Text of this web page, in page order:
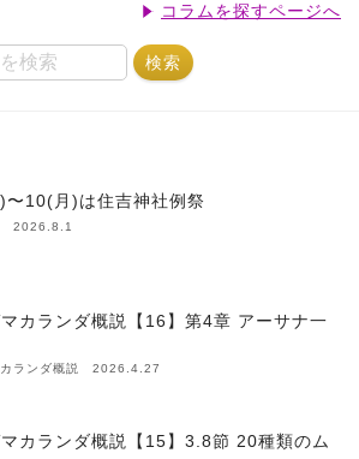
コラムを探すページへ
10(月)は住吉神社例祭
2026.8.1
カランダ概説【16】第4章 アーサナ一
カランダ概説 2026.4.27
カランダ概説【15】3.8節 20種類のム